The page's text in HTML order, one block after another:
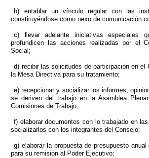
b) entablar un vínculo regular con las
constituyéndose como nexo de comunicación
c) llevar adelante iniciativas especiales
profundicen las acciones realizadas por el
Social;
d) recibir las solicitudes de participación en el
la Mesa Directiva para su tratamiento;
e) recepcionar y socializar los informes,
se deriven del trabajo en la Asamblea
Comisiones de Trabajo;
f) elaborar documentos con lo trabajado en
socializarlos con los integrantes del Consejo;
g) elaborar la propuesta de presupuesto
para su remisión al Poder Ejecutivo;